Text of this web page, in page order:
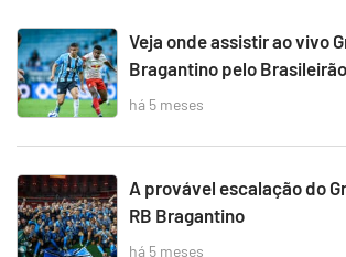
Veja onde assistir ao vivo
Bragantino pelo Brasileirão
há 5 meses
A provável escalação do
RB Bragantino
há 5 meses